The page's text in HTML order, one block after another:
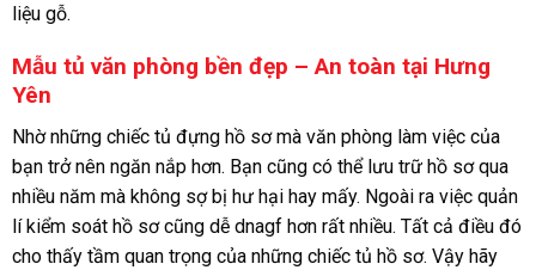
liệu gỗ.
Mẫu tủ văn phòng bền đẹp – An toàn tại Hưng
Yên
Nhờ những chiếc tủ đựng hồ sơ mà văn phòng làm việc của
bạn trở nên ngăn nắp hơn. Bạn cũng có thể lưu trữ hồ sơ qua
nhiều năm mà không sợ bị hư hại hay mấy. Ngoài ra việc quản
lí kiểm soát hồ sơ cũng dễ dnagf hơn rất nhiều. Tất cả điều đó
cho thấy tầm quan trọng của những chiếc tủ hồ sơ. Vậy hãy